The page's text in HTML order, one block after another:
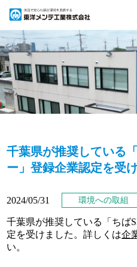
千葉県が推奨している
ー」登録企業認定を受け
2024/05/31 環境への取組
千葉県が推奨している「ちば
定を受けました。詳しくは企
い。